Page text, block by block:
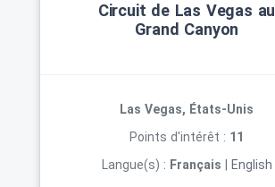
Circuit de Las Vegas au
Grand Canyon
Las Vegas, États-Unis
Points d'intérêt : 11
Langue(s) : Français English